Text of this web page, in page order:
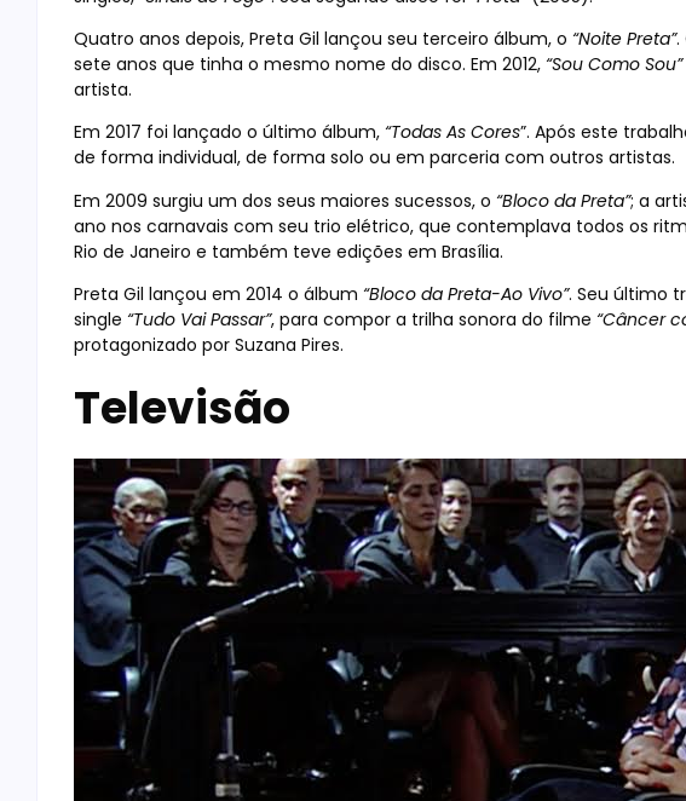
Quatro anos depois, Preta Gil lançou seu terceiro álbum, o “Noite Preta”.
sete anos que tinha o mesmo nome do disco. Em 2012, “Sou Como Sou”
artista.
Em 2017 foi lançado o último álbum, “Todas As Cores”. Após este
de forma individual, de forma solo ou em parceria com outros artistas.
Em 2009 surgiu um dos seus maiores sucessos, o “Bloco da Preta”; a
ano nos carnavais com seu trio elétrico, que contemplava todos os
Rio de Janeiro e também teve edições em Brasília.
Preta Gil lançou em 2014 o álbum “Bloco da Preta-Ao Vivo”. Seu último
single “Tudo Vai Passar”, para compor a trilha sonora do filme “Câncer
protagonizado por Suzana Pires.
Televisão